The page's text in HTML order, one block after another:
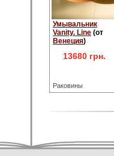
Умывальник
Vanity. Line (от
Венеция)
13680 грн.
Раковины